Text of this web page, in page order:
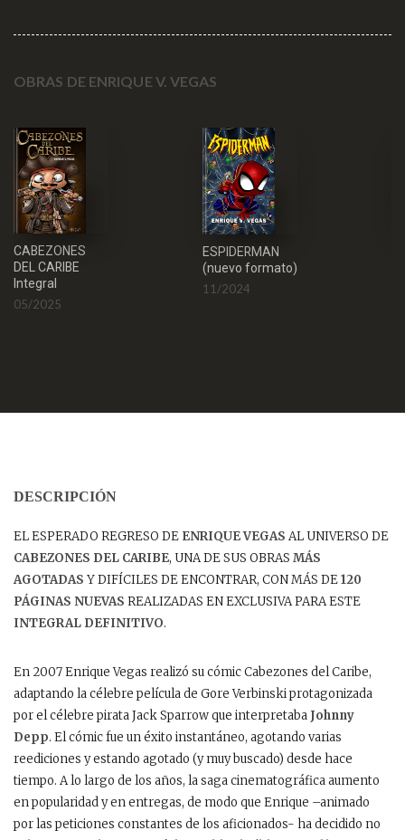
OBRAS DE ENRIQUE V. VEGAS
CABEZONES
DEL CARIBE
Integral
05/2025
ESPIDERMAN
(nuevo formato)
11/2024
DESCRIPCIÓN
EL ESPERADO REGRESO DE ENRIQUE VEGAS AL UNIVERSO DE
CABEZONES DEL CARIBE, UNA DE SUS OBRAS MÁS
AGOTADAS Y DIFÍCILES DE ENCONTRAR, CON MÁS DE120
PÁGINAS NUEVAS REALIZADAS EN EXCLUSIVA PARA ESTE
INTEGRAL DEFINITIVO.
En 2007 Enrique Vegas realizó su cómic Cabezones del Caribe,
adaptando la célebre película de Gore Verbinski protagonizada
por el célebre pirata Jack Sparrow que interpretaba Johnny
Depp. El cómic fue un éxito instantáneo, agotando varias
reediciones y estando agotado (y muy buscado) desde hace
tiempo. A lo largo de los años, la saga cinematográfica aumento
en popularidad y en entregas, de modo que Enrique –animado
por las peticiones constantes de los aficionados- ha decidido no